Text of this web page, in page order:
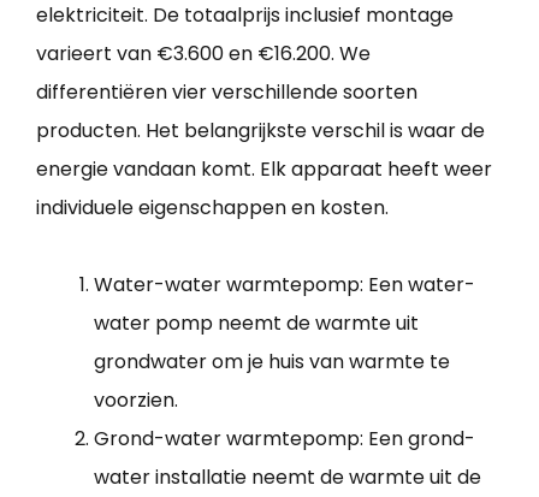
elektriciteit. De totaalprijs inclusief montage
varieert van €3.600 en €16.200. We
differentiëren vier verschillende soorten
producten. Het belangrijkste verschil is waar de
energie vandaan komt. Elk apparaat heeft weer
individuele eigenschappen en kosten.
Water-water warmtepomp: Een water-
water pomp neemt de warmte uit
grondwater om je huis van warmte te
voorzien.
Grond-water warmtepomp: Een grond-
water installatie neemt de warmte uit de